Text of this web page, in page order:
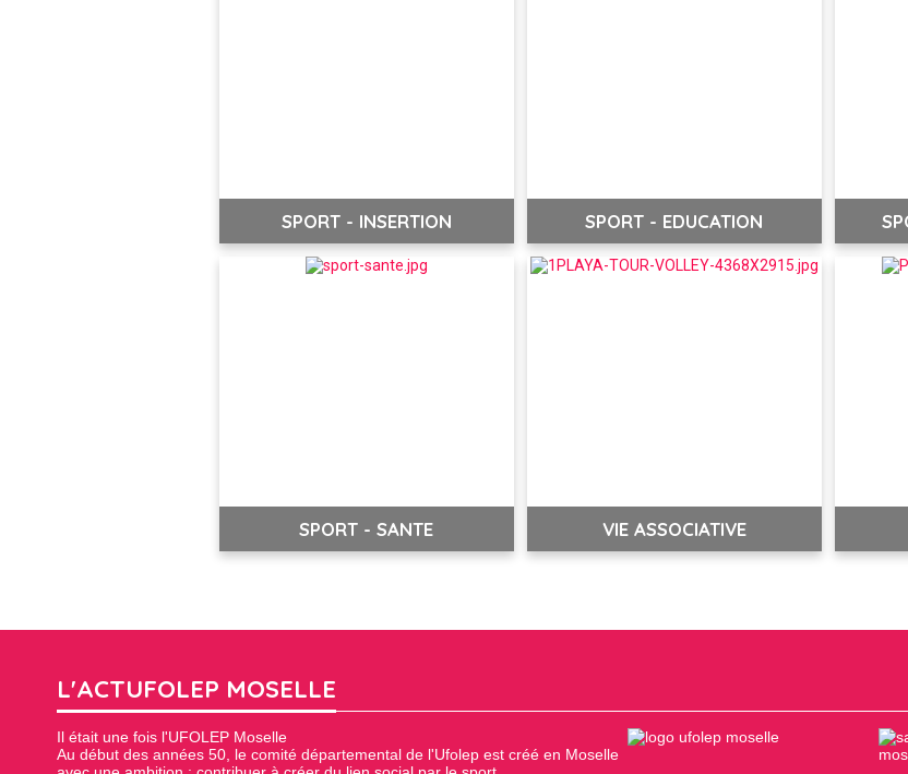
SPORT - INSERTION SPORT - EDUCATION
SPORT - SANTE VIE ASSOCIATIVE
L'ACTUFOLEP MOSELLE
Il était une fois l'UFOLEP Moselle
Au début des années 50, le comité départemental de l'Ufolep est créé en Moselle